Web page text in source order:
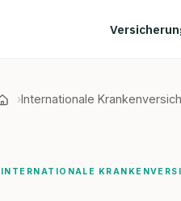
Internationale
INTERNATIONALE